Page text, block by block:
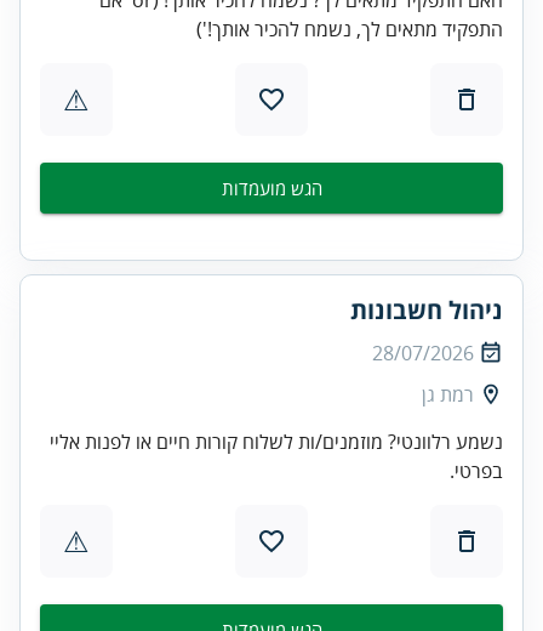
התפקיד מתאים לך, נשמח להכיר אותך!')
⚠
הגש מועמדות
ניהול חשבונות
28/07/2026
רמת גן
נשמע רלוונטי? מוזמנים/ות לשלוח קורות חיים או לפנות אליי
בפרטי.
⚠